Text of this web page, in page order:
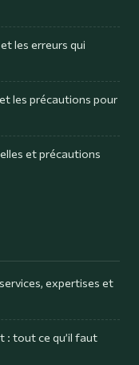
les erreurs qui
les précautions pour
et précautions
expertises et
: tout ce qu’il faut